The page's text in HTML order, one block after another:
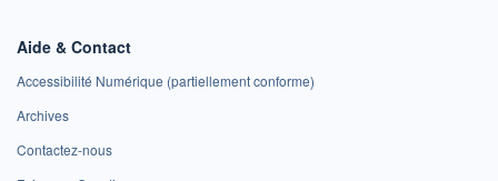
Aide & Contact
Accessibilité Numérique (partiellement conforme)
Archives
Contactez-nous